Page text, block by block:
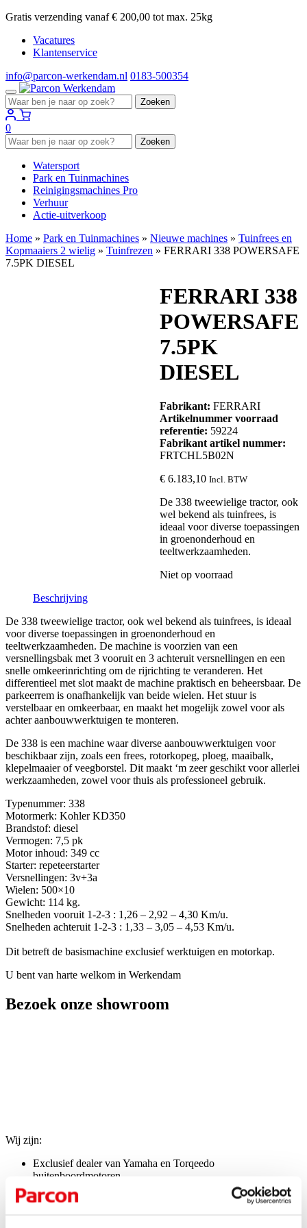
Gratis verzending vanaf € 200,00 tot max. 25kg
Vacatures
Klantenservice
info@parcon-werkendam.nl 0183-500354
Zoeken
naar:
Zoeken
0
Zoeken
naar:
Zoeken
Watersport
Park en Tuinmachines
Reinigingsmachines Pro
Verhuur
Actie-uitverkoop
Home » Park en Tuinmachines » Nieuwe machines » Tuinfrees en
Kopmaaiers 2 wielig » Tuinfrezen » FERRARI 338 POWERSAFE
7.5PK DIESEL
FERRARI 338
POWERSAFE
7.5PK
DIESEL
Fabrikant: FERRARI
Artikelnummer voorraad
referentie: 59224
Fabrikant artikel nummer:
FRTCHL5B02N
€6.183,10 Incl. BTW
De 338 tweewielige tractor, ook
wel bekend als tuinfrees, is
ideaal voor diverse toepassingen
in groenonderhoud en
teeltwerkzaamheden.
Niet op voorraad
Beschrijving
De 338 tweewielige tractor, ook wel bekend als tuinfrees, is ideaal
voor diverse toepassingen in groenonderhoud en
teeltwerkzaamheden. De machine is voorzien van een
versnellingsbak met 3 vooruit en 3 achteruit versnellingen en een
snelle omkeerinrichting om de rijrichting te veranderen. Het
differentieel met slot maakt de machine praktisch en beheersbaar. De
parkeerrem is onafhankelijk van beide wielen. Het stuur is
verstelbaar en omkeerbaar, en maakt het mogelijk zowel voor als
achter aanbouwwerktuigen te monteren.
De 338 is een machine waar diverse aanbouwwerktuigen voor
beschikbaar zijn, zoals een frees, rotorkopeg, ploeg, maaibalk,
klepelmaaier of veegborstel. Dit maakt ‘m zeer geschikt voor allerlei
werkzaamheden, zowel voor thuis als professioneel gebruik.
Typenummer: 338
Motormerk: Kohler KD350
Brandstof: diesel
Vermogen: 7,5 pk
Motor inhoud: 349 cc
Starter: repeteerstarter
Versnellingen: 3v+3a
Wielen: 500×10
Gewicht: 114 kg.
Snelheden vooruit 1-2-3 : 1,26 – 2,92 – 4,30 Km/u.
Snelheden achteruit 1-2-3 : 1,33 – 3,05 – 4,53 Km/u.
Dit betreft de basismachine exclusief werktuigen en motorkap.
U bent van harte welkom in Werkendam
Bezoek onze showroom
Wij zijn:
Exclusief dealer van Yamaha en Torqeedo
buitenboordmotoren
Specialist in techniek, service en onderhoud